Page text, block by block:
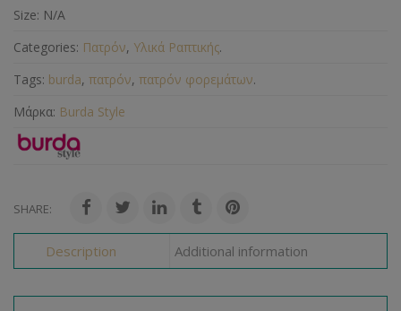
Size: N/A
Categories: Πατρόν, Υλικά Ραπτικής.
Tags: burda, πατρόν, πατρόν φορεμάτων.
Μάρκα: Burda Style
SHARE:
Description Additional information